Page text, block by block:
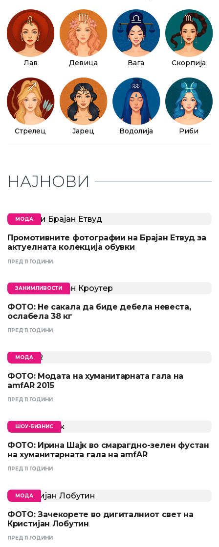
Лав Девица Вага Скорпија
Стрелец Јарец Водолија Риби
НАЈНОВИ
МОДА
Промотивните фотографии на Брајан Етвуд за
актуелната колекција обувки
ПРЕД 11 ГОДИНИ
ЗАНИМЛИВОСТИ
ФОТО: Не сакала да биде дебела невеста,
ослабела 38 кг
ПРЕД 11 ГОДИНИ
МОДА
ФОТО: Модата на хуманитарната гала на
amfAR 2015
ПРЕД 11 ГОДИНИ
ШОУ-БИЗНИС
ФОТО: Ирина Шајк во смарагдно-зелен фустан
на хуманитарната гала на amfAR
ПРЕД 11 ГОДИНИ
МОДА
ФОТО: Зачекорете во дигиталниот свет на
Кристијан Лобутин
ПРЕД 11 ГОДИНИ